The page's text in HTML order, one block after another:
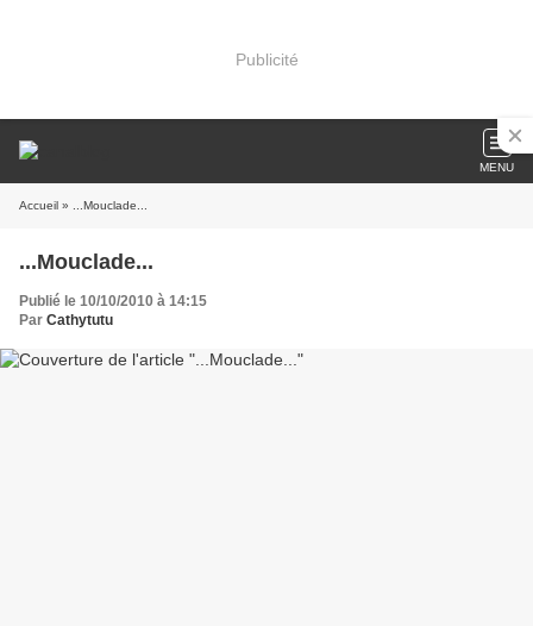
Publicité
MENU
Accueil » ...Mouclade...
...Mouclade...
Publié le 10/10/2010 à 14:15
Par Cathytutu